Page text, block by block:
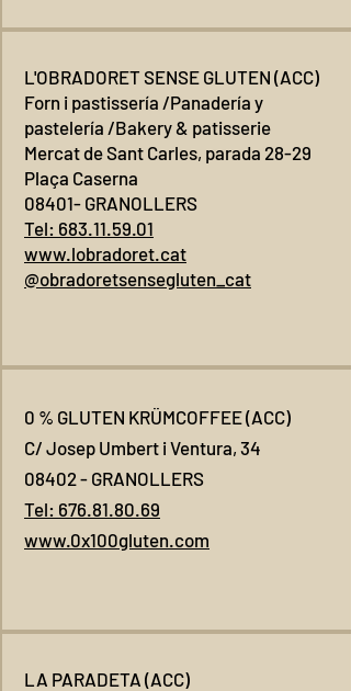
L'OBRADORET SENSE GLUTEN (ACC)
Forn i pastissería /Panadería y
pastelería /Bakery & patisserie
Mercat de Sant Carles, parada 28-29
Plaça Caserna
08401- GRANOLLERS
Tel: 683.11.59.01
www.lobradoret.cat
@obradoretsensegluten_cat
0 % GLUTEN KRÜMCOFFEE (ACC)
C/ Josep Umbert i Ventura, 34
08402 - GRANOLLERS
Tel: 676.81.80.69
www.0x100gluten.com
​LA PARADETA (ACC)